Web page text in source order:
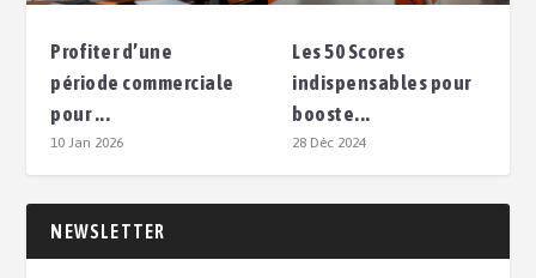
Profiter d’une
période commerciale
pour ...
10 Jan 2026
Les 50 Scores
indispensables pour
booste...
28 Déc 2024
NEWSLETTER